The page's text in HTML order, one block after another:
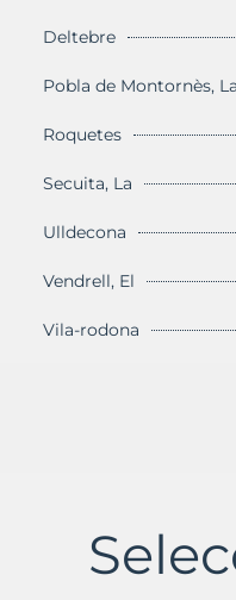
Deltebre
Pobla de Montornès, La
Roquetes
Secuita, La
Ulldecona
Vendrell, El
Vila-rodona